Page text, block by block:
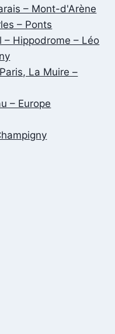
– Mont-d'Arène
– Ponts
– Hippodrome – Léo
La Muire –
– Europe